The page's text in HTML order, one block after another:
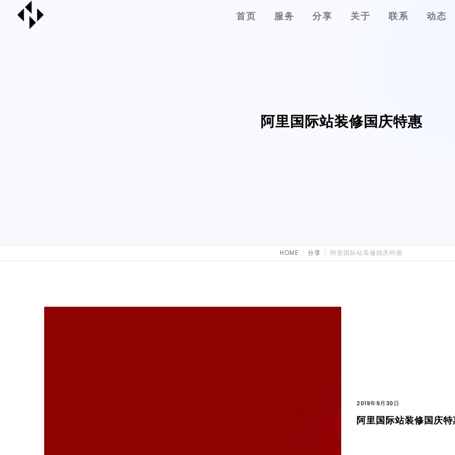
首页 服务 分享 关于 联系 动态
阿里国际站装修国庆特惠
HOME 分享 阿里国际站装修国庆特惠
2019年9月30日
阿里国际站装修国庆